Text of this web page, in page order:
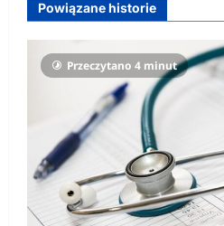
Powiązane historie
Przeczytano 4 minut